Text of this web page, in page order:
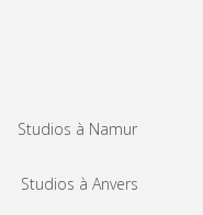
Studios à Namur
Studios à Anvers